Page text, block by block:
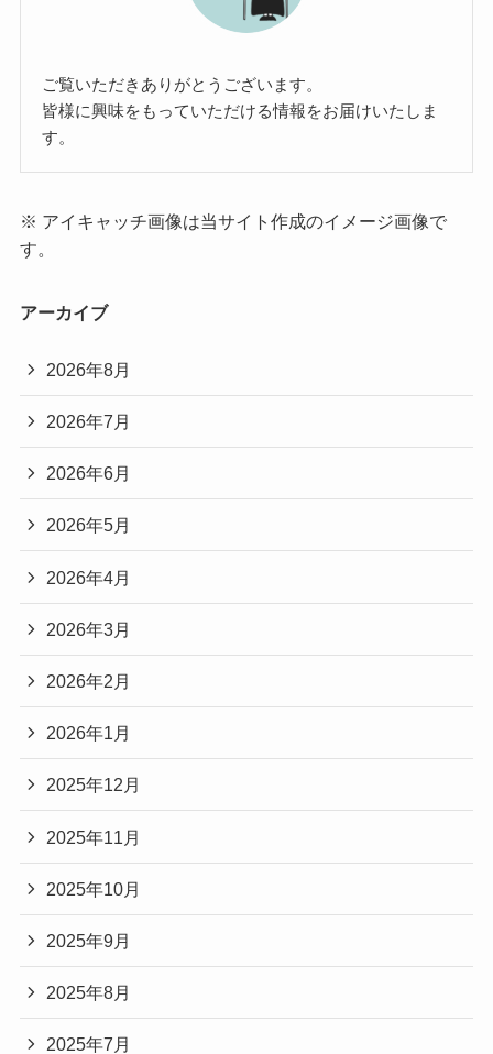
ご覧いただきありがとうございます。
皆様に興味をもっていただける情報をお届けいたしま
す。
※ アイキャッチ画像は当サイト作成のイメージ画像で
す。
アーカイブ
2026年8月
2026年7月
2026年6月
2026年5月
2026年4月
2026年3月
2026年2月
2026年1月
2025年12月
2025年11月
2025年10月
2025年9月
2025年8月
2025年7月